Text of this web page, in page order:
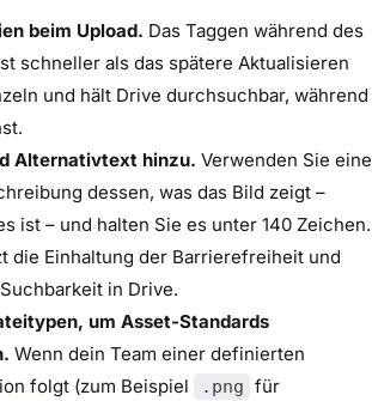
beim Upload. Das Taggen während des
schneller als das spätere Aktualisieren
und hält Drive durchsuchbar, während
Alternativtext hinzu. Verwenden Sie eine
dessen, was das Bild zeigt –
ist – und halten Sie es unter 140 Zeichen.
die Einhaltung der Barrierefreiheit und
in Drive.
um Asset-Standards
Wenn dein Team einer definierten
folgt (zum Beispiel
.png für